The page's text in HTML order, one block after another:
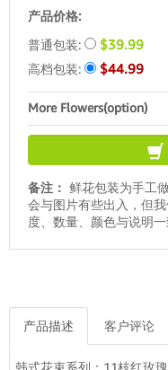
产品价格:
普通包装:
$39.99
高档包装: $44.99
More Flowers(option)
备注： 鲜花包装为手工
会与图片有些出入，但
度、数量、颜色与说明一
产品描述 客户评论